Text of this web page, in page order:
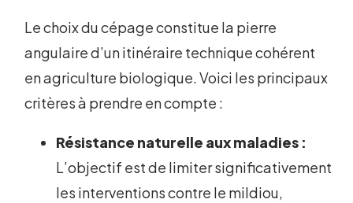
Le choix du cépage constitue la pierre
angulaire d’un itinéraire technique cohérent
en agriculture biologique. Voici les principaux
critères à prendre en compte :
Résistance naturelle aux maladies :
L’objectif est de limiter significativement
les interventions contre le mildiou,